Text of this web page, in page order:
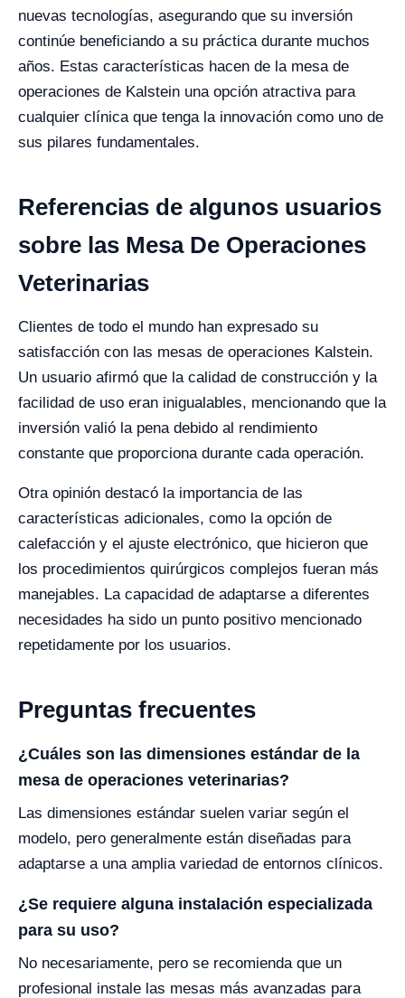
nuevas tecnologías, asegurando que su inversión
continúe beneficiando a su práctica durante muchos
años. Estas características hacen de la mesa de
operaciones de Kalstein una opción atractiva para
cualquier clínica que tenga la innovación como uno de
sus pilares fundamentales.
Referencias de algunos usuarios
sobre las Mesa De Operaciones
Veterinarias
Clientes de todo el mundo han expresado su
satisfacción con las mesas de operaciones Kalstein.
Un usuario afirmó que la calidad de construcción y la
facilidad de uso eran inigualables, mencionando que la
inversión valió la pena debido al rendimiento
constante que proporciona durante cada operación.
Otra opinión destacó la importancia de las
características adicionales, como la opción de
calefacción y el ajuste electrónico, que hicieron que
los procedimientos quirúrgicos complejos fueran más
manejables. La capacidad de adaptarse a diferentes
necesidades ha sido un punto positivo mencionado
repetidamente por los usuarios.
Preguntas frecuentes
¿Cuáles son las dimensiones estándar de la
mesa de operaciones veterinarias?
Las dimensiones estándar suelen variar según el
modelo, pero generalmente están diseñadas para
adaptarse a una amplia variedad de entornos clínicos.
¿Se requiere alguna instalación especializada
para su uso?
No necesariamente, pero se recomienda que un
profesional instale las mesas más avanzadas para